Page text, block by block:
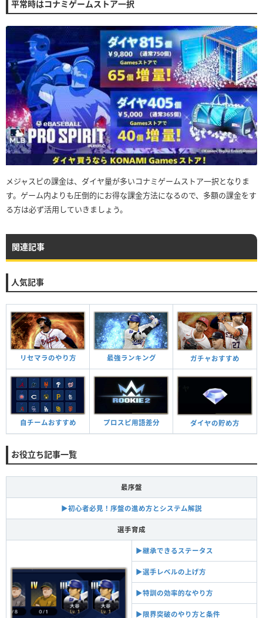
平常時はコナミゲームストア一択
メジャスピの課金は、ダイヤ量が多いコナミゲームストア一択となりま
す。ゲーム内よりも圧倒的にお得な課金方法になるので、多額の課金をす
る方は必ず活用していきましょう。
関連記事
人気記事
リセマラのやり方 最強ランキング ガチャおすすめ
自チームおすすめ プロスピ用語差分 ダイヤの貯め方
お役立ち記事一覧
最序盤
▶︎初心者必見！序盤の進め方とシステム解説
選手育成
▶︎継承できるステータス
▶︎選手レベルの上げ方
▶︎特訓の効率的なやり方
▶︎限界突破のやり方と条件